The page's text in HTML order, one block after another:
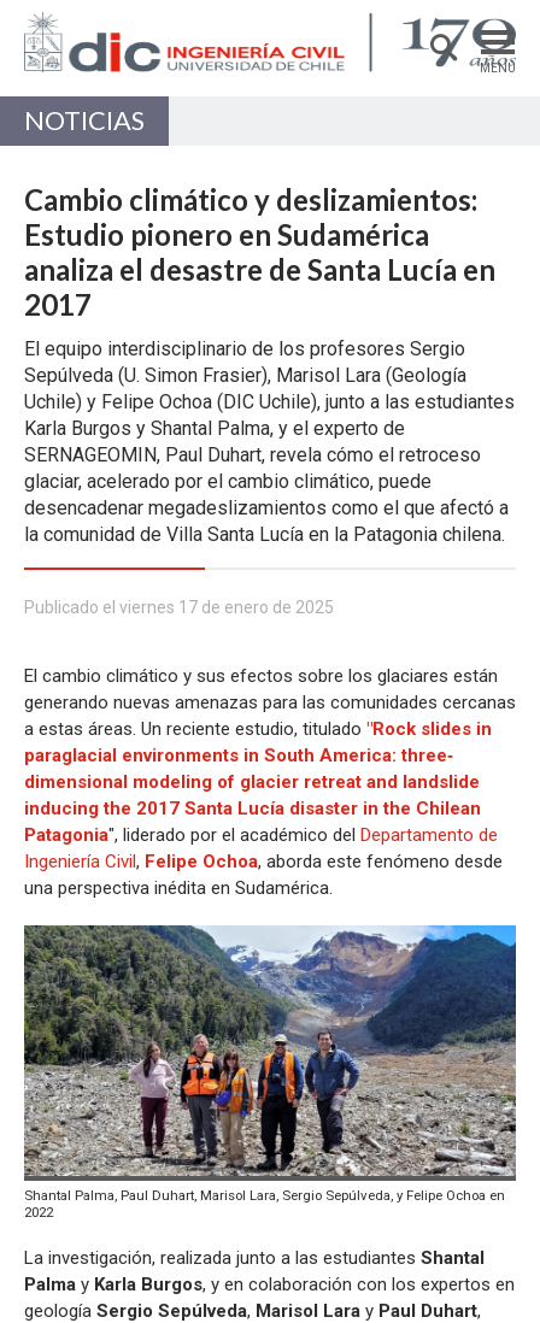
MENÚ
PREGRADO
POSTGRADO
EXTENSIÓN
Estructuras, Construcción y Geotecnia
Ingeniería de Transporte
Recursos Hídricos y Medio Ambiente
NOTICIAS
Cambio climático y deslizamientos:
Estudio pionero en Sudamérica
analiza el desastre de Santa Lucía en
2017
El equipo interdisciplinario de los profesores Sergio
Sepúlveda (U. Simon Frasier), Marisol Lara (Geología
Uchile) y Felipe Ochoa (DIC Uchile), junto a las estudiantes
Karla Burgos y Shantal Palma, y el experto de
SERNAGEOMIN, Paul Duhart, revela cómo el retroceso
glaciar, acelerado por el cambio climático, puede
desencadenar megadeslizamientos como el que afectó a
la comunidad de Villa Santa Lucía en la Patagonia chilena.
Publicado el viernes 17 de enero de 2025
El cambio climático y sus efectos sobre los glaciares están
generando nuevas amenazas para las comunidades cercanas
a estas áreas. Un reciente estudio, titulado "Rock slides in
paraglacial environments in South America: three‐
dimensional modeling of glacier retreat and landslide
inducing the 2017 Santa Lucía disaster in the Chilean
Patagonia", liderado por el académico del Departamento de
Ingeniería Civil, Felipe Ochoa, aborda este fenómeno desde
una perspectiva inédita en Sudamérica.
Shantal Palma, Paul Duhart, Marisol Lara, Sergio Sepúlveda, y Felipe Ochoa en
2022
La investigación, realizada junto a las estudiantes Shantal
Palma y Karla Burgos, y en colaboración con los expertos en
geología Sergio Sepúlveda, Marisol Lara y Paul Duhart,